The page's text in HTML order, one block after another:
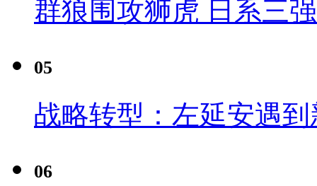
群狼围攻狮虎 日系三
05
战略转型：左延安遇
06